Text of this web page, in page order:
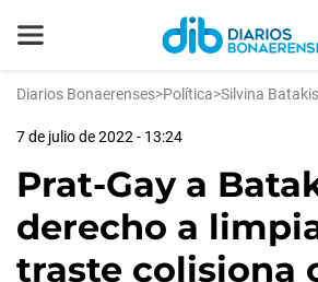
Diarios Bonaerenses>Política>Silvina Batakis
7 de julio de 2022 - 13:24
Prat-Gay a
derecho a
traste colisiona